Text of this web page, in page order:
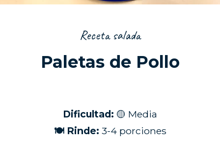
Receta salada
Paletas de Pollo
Dificultad: 🟡 Media
🍽 Rinde: 3-4 porciones